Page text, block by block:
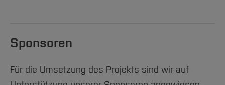
Sponsoren
Für die Umsetzung des Projekts sind wir auf